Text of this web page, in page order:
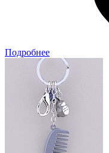
Подробнее